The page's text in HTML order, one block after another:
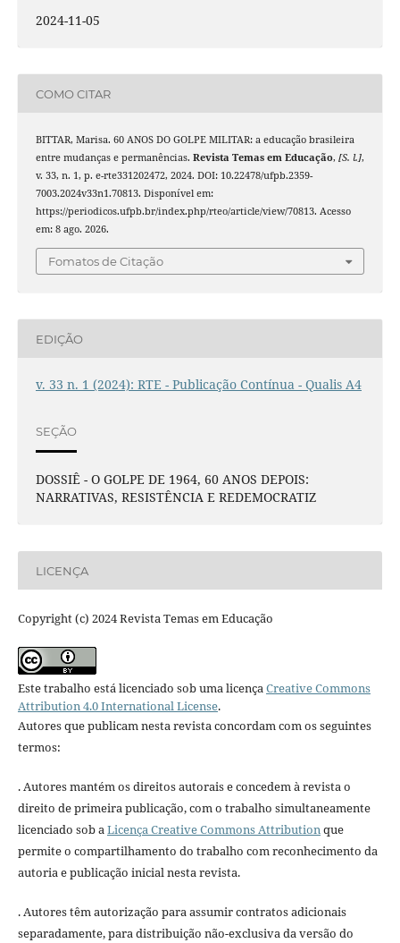
2024-11-05
COMO CITAR
BITTAR, Marisa. 60 ANOS DO GOLPE MILITAR: a educação brasileira
entre mudanças e permanências. Revista Temas em Educação, [S. l.],
v. 33, n. 1, p. e-rte331202472, 2024. DOI: 10.22478/ufpb.2359-
7003.2024v33n1.70813. Disponível em:
https://periodicos.ufpb.br/index.php/rteo/article/view/70813. Acesso
em: 8 ago. 2026.
Fomatos de Citação
EDIÇÃO
v. 33 n. 1 (2024): RTE - Publicação Contínua - Qualis A4
SEÇÃO
DOSSIÊ - O GOLPE DE 1964, 60 ANOS DEPOIS:
NARRATIVAS, RESISTÊNCIA E REDEMOCRATIZ
LICENÇA
Copyright (c) 2024 Revista Temas em Educação
Este trabalho está licenciado sob uma licençaCreative Commons
Attribution 4.0 International License.
Autores que publicam nesta revista concordam com os seguintes
termos:
. Autores mantém os direitos autorais e concedem à revista o
direito de primeira publicação, com o trabalho simultaneamente
licenciado sob aLicença Creative Commons Attributionque
permite o compartilhamento do trabalho com reconhecimento da
autoria e publicação inicial nesta revista.
. Autores têm autorização para assumir contratos adicionais
separadamente, para distribuição não-exclusiva da versão do